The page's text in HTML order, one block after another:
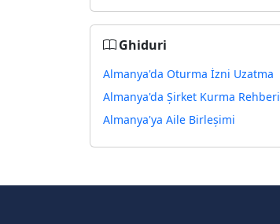
Ghiduri
Almanya'da Oturma İzni Uzatma
Almanya'da Şirket Kurma Rehberi
Almanya'ya Aile Birleşimi